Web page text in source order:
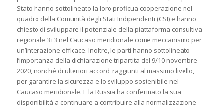
Stato hanno sottolineato la loro proficua cooperazione nel
quadro della Comunità degli Stati Indipendenti (CSI) e hanno
chiesto di sviluppare il potenziale della piattaforma consultiva
regionale 3+3 nel Caucaso meridionale come meccanismo per
un’interazione efficace. Inoltre, le parti hanno sottolineato
l’importanza della dichiarazione tripartita del 9/10 novembre
2020, nonché di ulteriori accordi raggiunti al massimo livello,
per garantire la sicurezza e lo sviluppo sostenibile nel
Caucaso meridionale. E la Russia ha confermato la sua
disponibilità a continuare a contribuire alla normalizzazione